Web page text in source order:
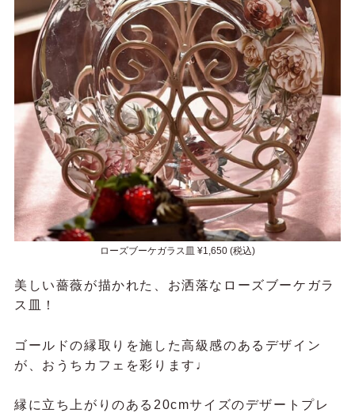
ローズブーケガラス皿 ¥1,650 (税込)
美しい薔薇が描かれた、お洒落なローズブーケガラ
ス皿！
ゴールドの縁取りを施した高級感のあるデザイン
が、おうちカフェを彩ります♩
縁に立ち上がりのある20cmサイズのデザートプレ